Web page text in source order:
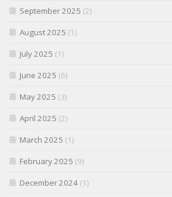
September 2025 (2)
August 2025 (1)
July 2025 (1)
June 2025 (6)
May 2025 (3)
April 2025 (2)
March 2025 (1)
February 2025 (9)
December 2024 (1)